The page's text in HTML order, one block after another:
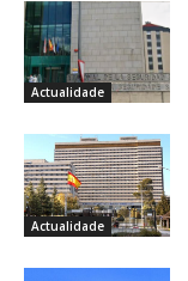
Actualidade
Actualidade